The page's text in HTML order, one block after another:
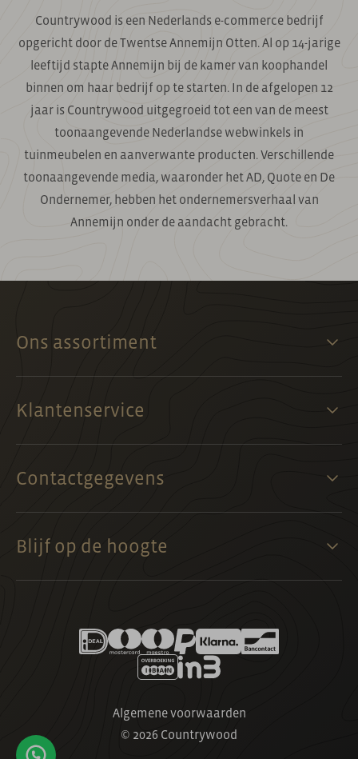
Countrywood is een Nederlands e-commerce bedrijf
opgericht door de Twentse Annemijn Otten. Al op 14-jarige
leeftijd stapte Annemijn bij de kamer van koophandel
binnen om haar bedrijf op te starten. In de afgelopen 12
jaar is Countrywood uitgegroeid tot een van de meest
toonaangevende Nederlandse webwinkels in
tuinmeubelen en aanverwante producten. Verschillende
toonaangevende media, waaronder het AD, Quote en De
Ondernemer, hebben het ondernemersverhaal van
Annemijn onder de aandacht gebracht.
Ons assortiment
Klantenservice
Contactgegevens
Blijf op de hoogte
Algemene voorwaarden
© 2026 Countrywood